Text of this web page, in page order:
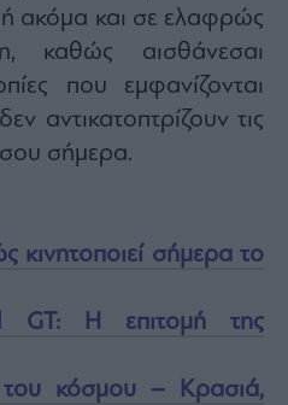
ακόμα και σε ελαφρώς
καθώς αισθάνεσαι
που εμφανίζονται
αντικατοπτρίζουν τις
σου σήμερα.
κινητοποιεί σήμερα το
GT: Η επιτομή της
του κόσμου – Κρασιά,